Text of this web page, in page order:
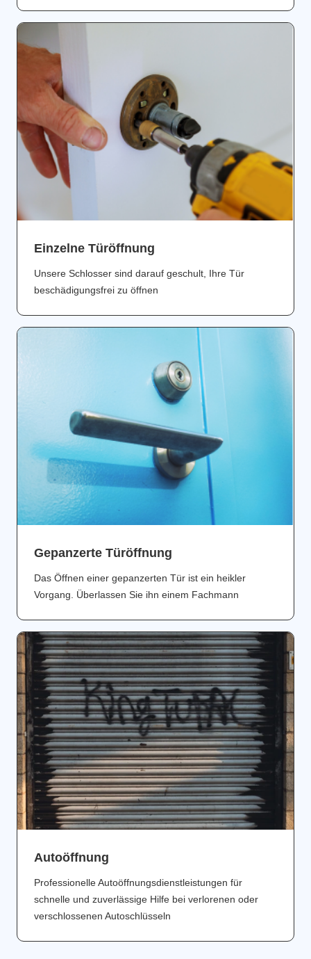
Einzelne Türöffnung
Unsere Schlosser sind darauf geschult, Ihre Tür
beschädigungsfrei zu öffnen
Gepanzerte Türöffnung
Das Öffnen einer gepanzerten Tür ist ein heikler
Vorgang. Überlassen Sie ihn einem Fachmann
Аutoöffnung
Professionelle Autoöffnungsdienstleistungen für
schnelle und zuverlässige Hilfe bei verlorenen oder
verschlossenen Autoschlüsseln